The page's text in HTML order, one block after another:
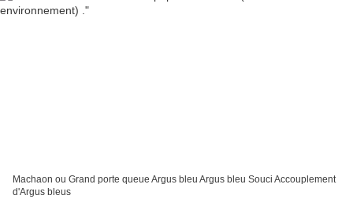
Machaon ou Grand porte queue Argus bleu Argus bleu Souci Accouplement
d'Argus bleus